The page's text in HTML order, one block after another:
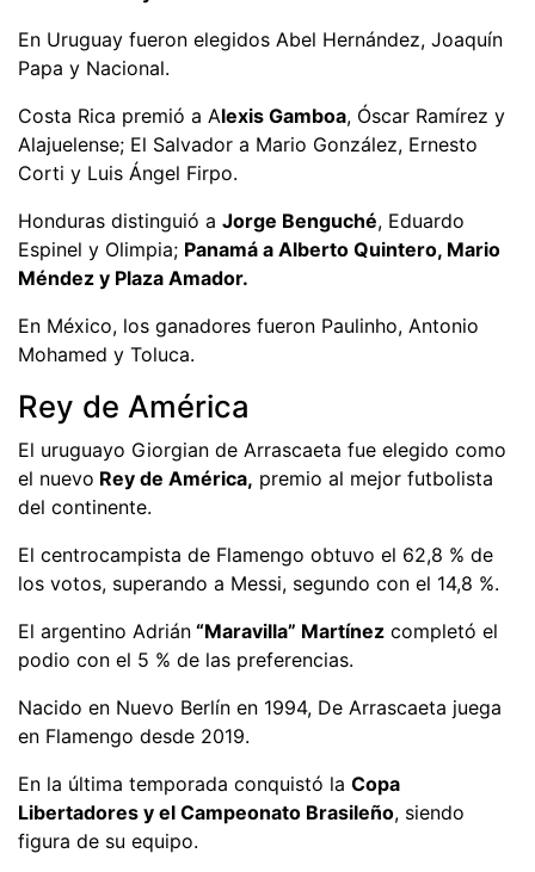
En Uruguay fueron elegidos Abel Hernández, Joaquín
Papa y Nacional.
Costa Rica premió a Alexis Gamboa, Óscar Ramírez y
Alajuelense; El Salvador a Mario González, Ernesto
Corti y Luis Ángel Firpo.
Honduras distinguió a Jorge Benguché, Eduardo
Espinel y Olimpia; Panamá a Alberto Quintero, Mario
Méndez y Plaza Amador.
En México, los ganadores fueron Paulinho, Antonio
Mohamed y Toluca.
Rey de América
El uruguayo Giorgian de Arrascaeta fue elegido como
el nuevo Rey de América, premio al mejor futbolista
del continente.
El centrocampista de Flamengo obtuvo el 62,8 % de
los votos, superando a Messi, segundo con el 14,8 %.
El argentino Adrián “Maravilla” Martínez completó el
podio con el 5 % de las preferencias.
Nacido en Nuevo Berlín en 1994, De Arrascaeta juega
en Flamengo desde 2019.
En la última temporada conquistó la Copa
Libertadores y el Campeonato Brasileño, siendo
figura de su equipo.